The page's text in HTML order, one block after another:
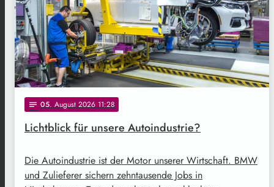
notes 05. August 2026 11:28
Lichtblick für unsere Autoindustrie?
Die Autoindustrie ist der Motor unserer Wirtschaft. BMW
und Zulieferer sichern zehntausende Jobs in